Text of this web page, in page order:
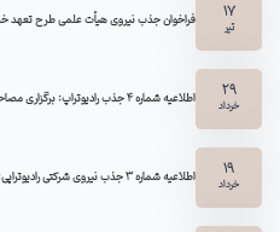
17
تیر فراخوان جذب نیروی هیأت علمی طرح تعهد
29
خرداد اطلاعیه شماره ۴ جذب رادیوتراپ: برگزاری مصاحبه تخصصی
19
خرداد اطلاعیه شماره 3 جذب نیروی شرکتی رادیوتراپی: دریافت کارت آزمون